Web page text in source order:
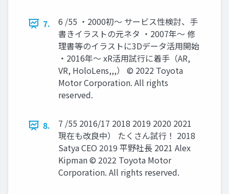
7.
6 /55 ・2000初～ サービス性検討、手
書きイラストの元ネタ ・2007年～ 修
理書等のイラストに3Dデータ活用開始
・2016年～ xR活用試行に着手（AR,
VR, HoloLens,,,） © 2022 Toyota
Motor Corporation. All rights
reserved.
8.
7 /55 2016/17 2018 2019 2020 2021
現在も改良中） たくさん試行！ 2018
Satya CEO 2019 平野社長 2021 Alex
Kipman © 2022 Toyota Motor
Corporation. All rights reserved.